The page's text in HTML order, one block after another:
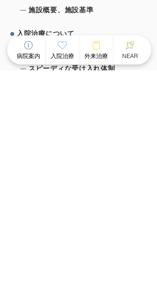
施設概要、施設基準
⼊院治療について
チーム医療による個別看護
スピーディな受け⼊れ体制
病院案内 入院治療 外来治療 NEAR